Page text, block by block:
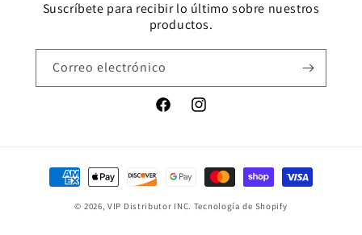
Suscríbete para recibir lo último sobre nuestros
productos.
Correo electrónico
FacebookInstagram
Formas
de
© 2026,VIP Distributor INC. Tecnología de Shopify